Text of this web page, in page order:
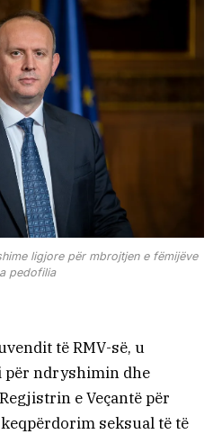
ligjore për mbrojtjen e fëmijëve
pedofilia
të RMV-së, u
ndryshimin dhe
e Veçantë për
seksual të të